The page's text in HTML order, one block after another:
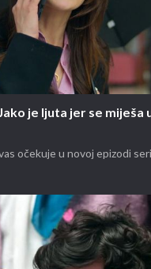
je ljuta jer se miješa
očekuje u novoj epizodi